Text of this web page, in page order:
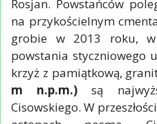
Rosjan. Powstańców
na przykościelnym
grobie w 2013 roku,
powstania styczniowego
krzyż z pamiątkową,
m n.p.m.) są
Cisowskiego. W